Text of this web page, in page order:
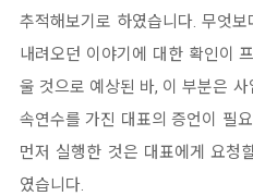
추적해보기로 하였습니다. 무엇
내려오던 이야기에 대한 확인이
울 것으로 예상된 바, 이 부분은
속연수를 가진 대표의 증언이 필
먼저 실행한 것은 대표에게 요청
였습니다.